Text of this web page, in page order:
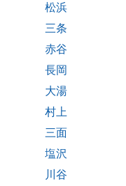
松浜
三条
赤谷
長岡
大湯
村上
三面
塩沢
川谷